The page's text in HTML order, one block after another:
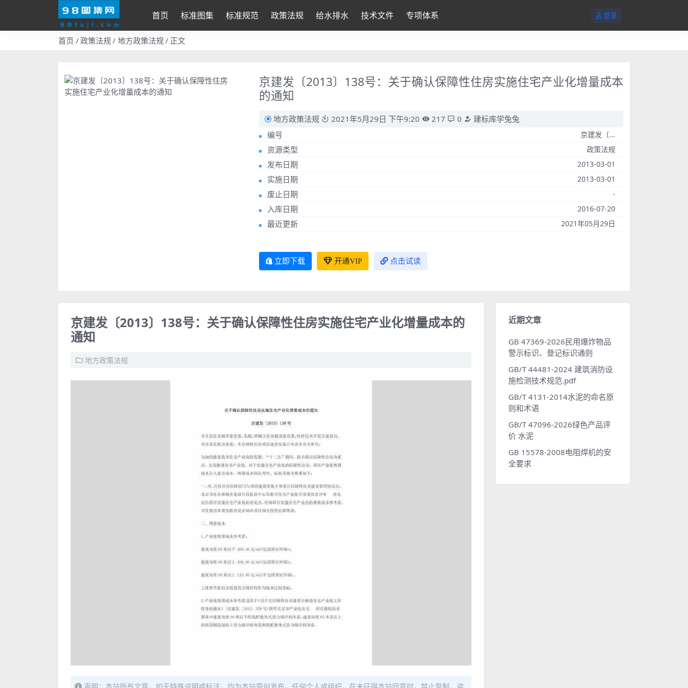
首页 标准图集 标准规范 政策法规 给水排水 技术文件 专项体系 登录
首页 政策法规 地方政策法规 正文
京建发〔2013〕138号：关于确认保障性住房实施住宅产业化增量成本
的通知
地方政策法规 2021年5月29日 下午9:20 217 0
建标库学兔兔
编号
京建发〔...
资源类型 政策法规
发布日期 2013-03-01
实施日期 2013-03-01
废止日期 -
入库日期 2016-07-20
最近更新 2021年05月29日
立即下载 开通VIP 点击试读
京建发〔2013〕138号：关于确认保障性住房实施住宅产业化增量成本的
通知
地方政策法规
声明：本站所有文章，如无特殊说明或标注，均为本站原创发布。任何个人或组织，在未征得本站同意时，禁止复制、盗
近期文章
GB 47369-2026民用爆炸物品
警示标识、登记标识通则
GB/T 44481-2024 建筑消防设
施检测技术规范.pdf
GB/T 4131-2014水泥的命名原
则和术语
GB/T 47096-2026绿色产品评
价 水泥
GB 15578-2008电阻焊机的安
全要求